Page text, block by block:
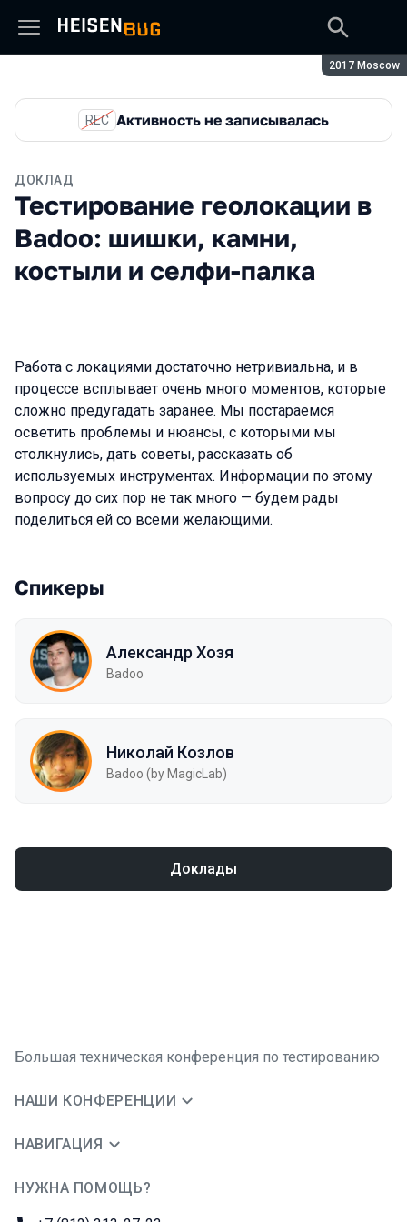
Сезон:
2017 Moscow
REC Активность не записывалась
ДОКЛАД
Тестирование геолокации в
Badoo: шишки, камни,
костыли и селфи-палка
Работа с локациями достаточно нетривиальна, и в
процессе всплывает очень много моментов, которые
сложно предугадать заранее. Мы постараемся
осветить проблемы и нюансы, с которыми мы
столкнулись, дать советы, рассказать об
используемых инструментах. Информации по этому
вопросу до сих пор не так много — будем рады
поделиться ей со всеми желающими.
Спикеры
Александр Хозя
Badoo
Николай Козлов
Badoo (by MagicLab)
Доклады
Большая техническая конференция по тестированию
НАШИ КОНФЕРЕНЦИИ
НАВИГАЦИЯ
НУЖНА ПОМОЩЬ?